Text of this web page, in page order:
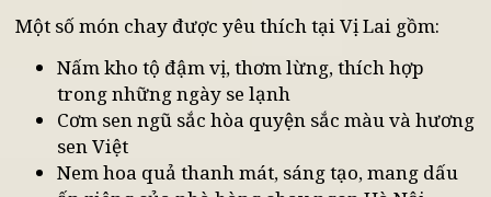
Ẩm thực tại nhà hàng chay ngon Vị Lai là sự hòa
quyện giữa nguyên liệu thiên nhiên và cảm xúc
của người đầu bếp. Không dùng bất kỳ nguyên
liệu từ động vật, mỗi món ăn ở đây vẫn mang đầy
đủ hương vị, màu sắc và giá trị dinh dưỡng.
Một số món chay được yêu thích tại Vị Lai gồm: